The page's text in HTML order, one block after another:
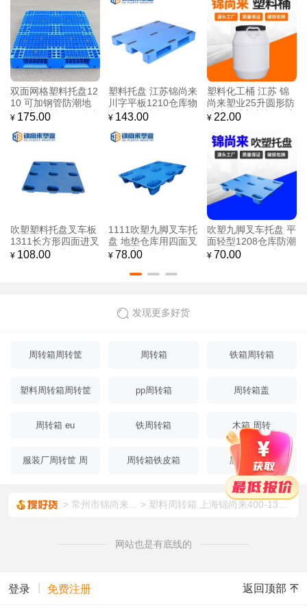
双面网格塑料托盘12
10 可加钢管防潮地
台板塑料托盘 现货直
¥ 175.00
塑料托盘 江苏锦尚来
川字平板1210仓库物
流单面防潮板 工厂现
¥ 143.00
塑料化工桶 江苏 锦
尚来塑业25升圆形防
冻液储液塑料桶 厂家
¥ 22.00
吹塑塑料托盘叉车板
1311长方形四面进叉
仓库防潮板栈板 工厂
¥ 108.00
1111吹塑九脚叉车托
盘 地垫仓库用四面叉
进 厂家现货直销
¥ 78.00
吹塑九脚叉车托盘 平
面轻型1208仓库防潮
板 垫仓板 工厂直销
¥ 70.00
发现更多好货
周转箱周转筐 周转箱 铁箱周转箱
塑料周转箱周转筐 pp周转箱 周转箱盖
周转箱 eu 铁周转箱 木箱 周转
服装厂周转筐 周 周转箱铁皮箱 黑色周转箱
常州市锦尚来... 塑料周转箱 上海锦尚来400-130箱多色产品多样化工厂车间物料箱 厂家现货
网站也是有底线的
登录 免费注册 返回顶部